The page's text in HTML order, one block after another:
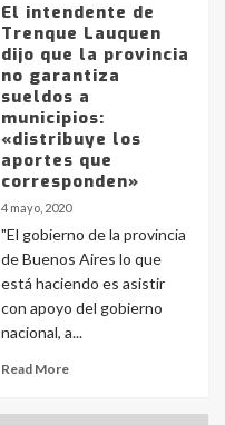
El intendente de
Trenque Lauquen
dijo que la provincia
no garantiza
sueldos a
municipios:
«distribuye los
aportes que
corresponden»
4 mayo, 2020
"El gobierno de la provincia
de Buenos Aires lo que
está haciendo es asistir
con apoyo del gobierno
nacional, a...
Read More